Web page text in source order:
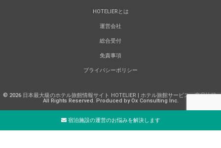
HOTELIERとは
運営会社
総合受付
免責事項
プライバシーポリシー
© 2026 日本最大級のホテル旅館情報サイト HOTELIER | ホテル旅館サービス・商品比較.
All Rights Reserved. Produced by Ox Consulting Inc.
宿泊施設の運営のお悩みを解決します